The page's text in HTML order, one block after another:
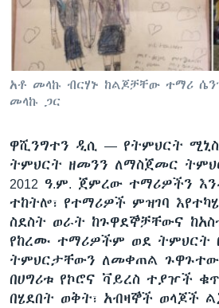
ቋንቋዎች
አቶ መላኩ ብርሃኑ ከልጆቻቸው ተማሪ
መላኩ ጋር
ዋሺንግተን ዲሲ — የትምህርት
ትምህርት ዘመንን ለማስጀመር
2012 ዓ.ም. ጀምረው ተማሪዎችን
ተከትሎ፣ የተማሪዎች ምዝገባ
ስደስት ወራት ከጉዋደኞቻቸውና
የከረሙ ተማሪዎችም ወደ ትምህርት
ትምህርታቸውን ለመቀጠል ጉዋጉተው
በሀግሪቱ የኮሮና ቫይረስ ተያዦች
በሄደበት ወቅት፣ አብዛኞች ወላጆች